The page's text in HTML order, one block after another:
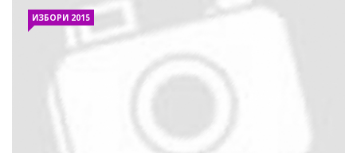
ИЗБОРИ 2015